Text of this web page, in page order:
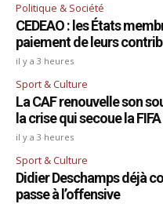
Politique & Société
CEDEAO : les États
paiement de leurs
il y a 3 heures
Sport & Culture
La CAF renouvelle son
la crise qui secoue la FIFA
il y a 3 heures
Sport & Culture
Didier Deschamps déjà
passe à l’offensive